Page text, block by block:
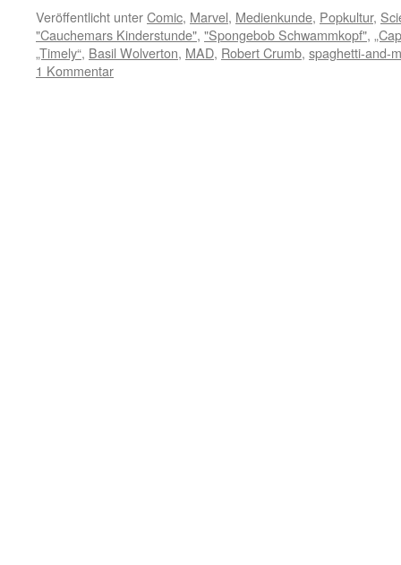
Veröffentlicht unterComic, Marvel, Medienkunde, Popkultur,
"Cauchemars Kinderstunde", "Spongebob Schwammkopf",
„Timely“, Basil Wolverton, MAD, Robert Crumb, spaghetti-and-
1 Kommentar